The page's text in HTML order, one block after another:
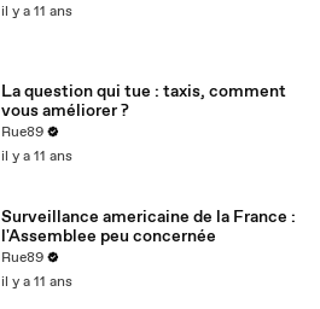
il y a 11 ans
La question qui tue : taxis, comment
vous améliorer ?
Rue89
il y a 11 ans
Surveillance americaine de la France :
l'Assemblee peu concernée
Rue89
il y a 11 ans